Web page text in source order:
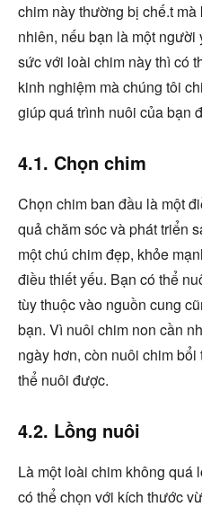
chim này thường bị chế.t
nhiên, nếu bạn là một
sức với loài chim này thì có
kinh nghiệm mà chúng tôi
giúp quá trình nuôi của bạn
4.1. Chọn chim
Chọn chim ban đầu là một
quả chăm sóc và phát triển
một chú chim đẹp, khỏe
điều thiết yếu. Bạn có thể
tùy thuộc vào nguồn cung
bạn. Vì nuôi chim non cần
ngày hơn, còn nuôi chim
thể nuôi được.
4.2. Lồng nuôi
Là một loài chim không quá
có thể chọn với kích thước